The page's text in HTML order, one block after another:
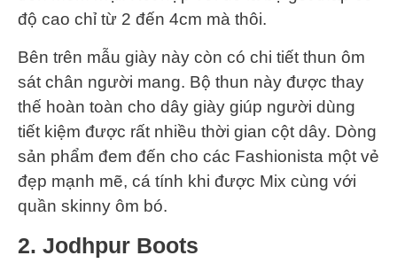
độ cao chỉ từ 2 đến 4cm mà thôi.
Bên trên mẫu giày này còn có chi tiết thun ôm
sát chân người mang. Bộ thun này được thay
thế hoàn toàn cho dây giày giúp người dùng
tiết kiệm được rất nhiều thời gian cột dây. Dòng
sản phẩm đem đến cho các Fashionista một vẻ
đẹp mạnh mẽ, cá tính khi được Mix cùng với
quần skinny ôm bó.
2. Jodhpur Boots